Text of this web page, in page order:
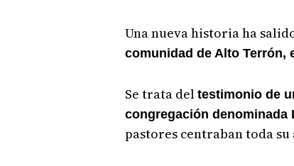
Una nueva historia ha
comunidad de Alto Terrón,
Se trata del testimonio de
congregación denominada
pastores centraban toda